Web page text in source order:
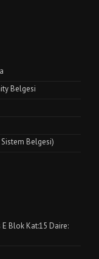
Belgesi
Belgesi)
Blok Kat:15 Daire: